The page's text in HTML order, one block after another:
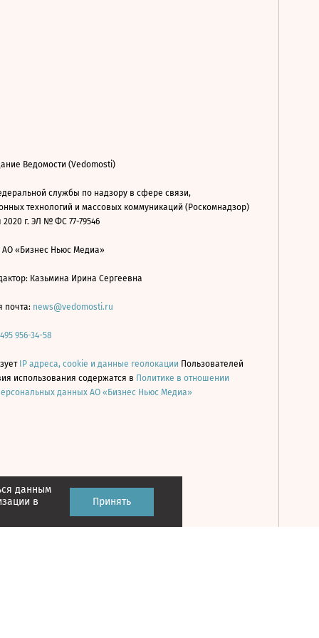
данным
в
Принять
Ведомости (Vedomosti)
службы по надзору в сфере связи,
технологий и массовых коммуникаций (Роскомнадзор)
2020 г. ЭЛ № ФС 77-79546
АО «Бизнес Ньюс Медиа»
Казьмина Ирина Сергеевна
почта: news@vedomosti.ru
495 956-34-58
IP адреса, cookie и данные геолокации Пользователей
использования содержатся в Политике в отношении
данных АО «Бизнес Ньюс Медиа»